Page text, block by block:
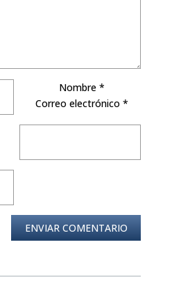
Nombre*
Correo electrónico*